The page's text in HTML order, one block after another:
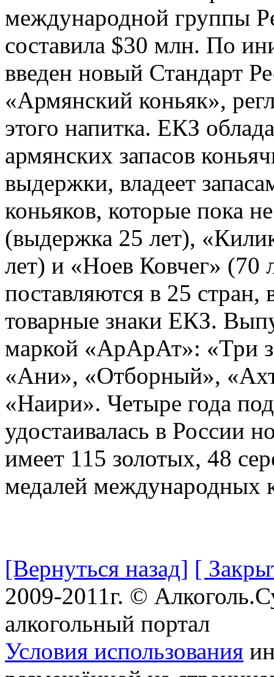
международной группы
составила $30 млн. По
введен новый Стандарт
«Армянский коньяк»,
этого напитка. ЕКЗ
армянских запасов
выдержки, владеет
коньяков, которые пока
(выдержка 25 лет),
лет) и «Ноев Ковчег» (70
поставляются в 25 стран,
товарные знаки ЕКЗ.
маркой «АрАрАт»: «Три
«Ани», «Отборный»,
«Наири». Четыре года
удостаивалась в России
имеет 115 золотых, 48
медалей международных
[Вернуться назад] [
2009-2011г. ©
алкогольный портал
Условия использования